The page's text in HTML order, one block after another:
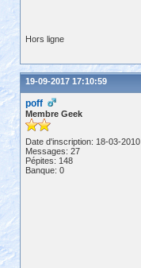
Hors ligne
19-09-2017 17:10:59
poff
Membre Geek
Date d'inscription: 18-03-2010
Messages: 27
Pépites: 148
Banque: 0